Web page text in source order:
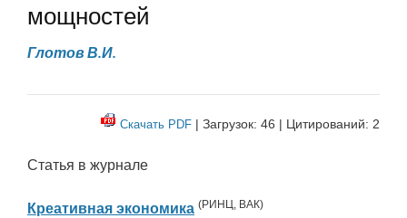
мощностей
Глотов В.И.
Скачать PDF | Загрузок: 46 | Цитирований: 2
Статья в журнале
Креативная экономика (РИНЦ, ВАК)